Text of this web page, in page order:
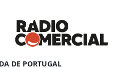
DE PORTUGAL